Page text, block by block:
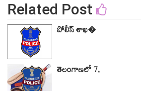
Related Post
పోలీస్ శాఖ�
తెలంగాణలో 7,